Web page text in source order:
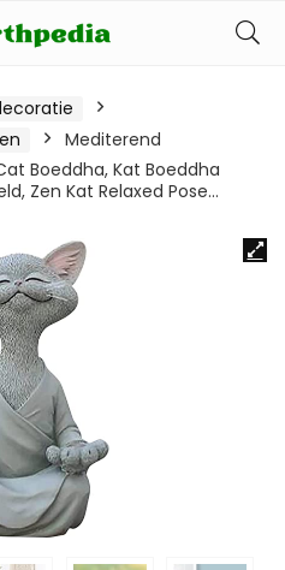
Mediterend
Boeddha, Kat Boeddha
Zen Kat Relaxed Pose…